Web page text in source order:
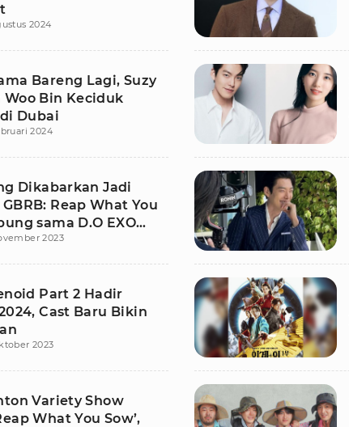
2024
Bareng Lagi, Suzy
Woo Bin Keciduk
Dubai
2024
Dikabarkan Jadi
Reap What You
sama D.O EXO
Woo Bin
2023
Part 2 Hadir
Cast Baru Bikin
2023
Variety Show
What You Sow’,